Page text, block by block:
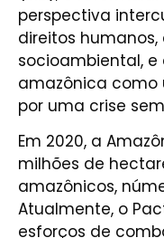
perspectiva
direitos
socioambiental,
amazônica como
por uma crise
Em 2020, a
milhões de
amazônicos,
Atualmente, o
esforços de